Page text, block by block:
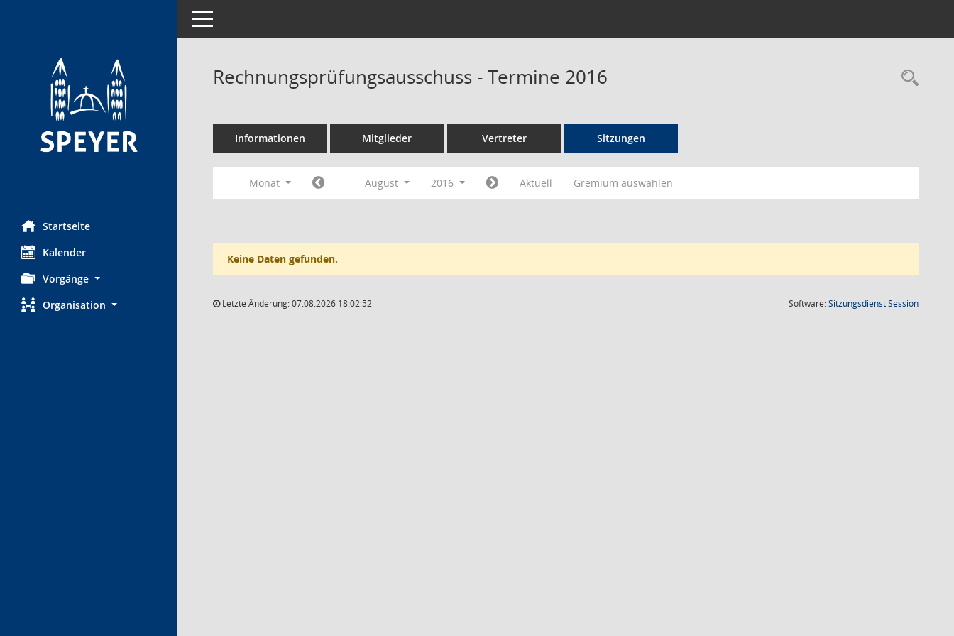
Startseite
Kalender
Vorgänge
Organisation
Toggle navigation
Rechnungsprüfungsausschuss - Termine 2016
Informationen Mitglieder Vertreter Sitzungen
Monat August 2016 Aktuell Gremium auswählen
Keine Daten gefunden.
Letzte Änderung: 07.08.2026 18:02:52 Software:SitzungsdienstSession(Wird in